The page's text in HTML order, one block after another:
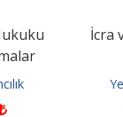
İcra